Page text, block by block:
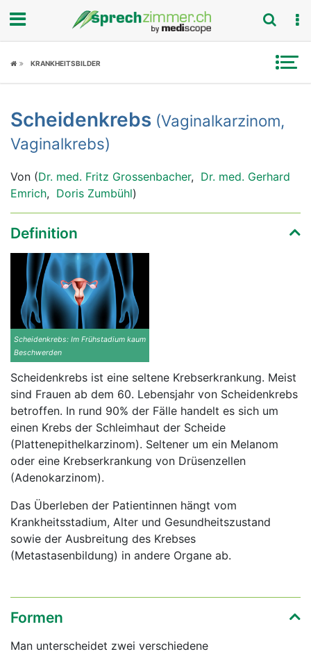
Fokus
Symptome
Untersuchungen
News
Ratgeber
Rubriken
KRANKHEITSBILDER
Scheidenkrebs (Vaginalkarzinom,
Vaginalkrebs)
Von (Dr. med. Fritz Grossenbacher, Dr. med. Gerhard
Emrich, Doris Zumbühl)
Definition
Scheidenkrebs: Im Frühstadium kaum
Beschwerden
Scheidenkrebs ist eine seltene Krebserkrankung. Meist
sind Frauen ab dem 60. Lebensjahr von Scheidenkrebs
betroffen. In rund 90% der Fälle handelt es sich um
einen Krebs der Schleimhaut der Scheide
(Plattenepithelkarzinom). Seltener um ein Melanom
oder eine Krebserkrankung von Drüsenzellen
(Adenokarzinom).
Das Überleben der Patientinnen hängt vom
Krankheitsstadium, Alter und Gesundheitszustand
sowie der Ausbreitung des Krebses
(Metastasenbildung) in andere Organe ab.
Formen
Man unterscheidet zwei verschiedene